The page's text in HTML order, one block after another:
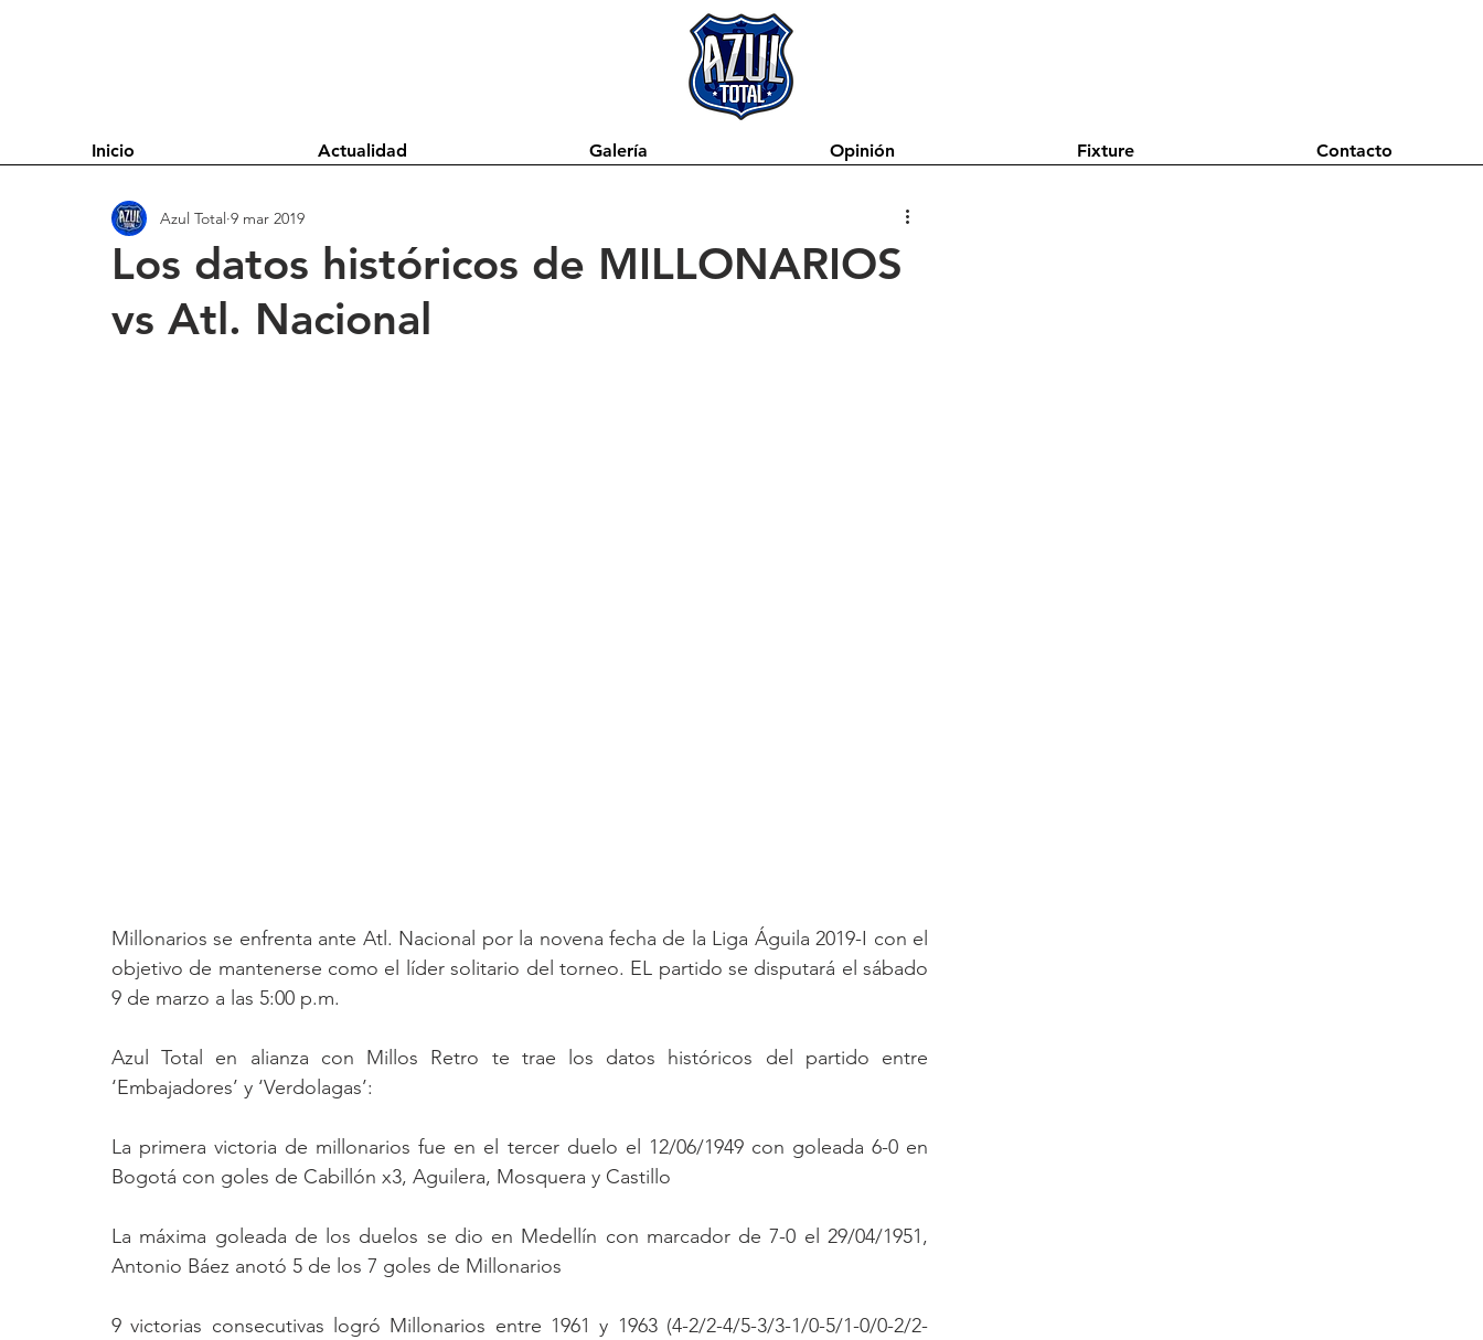
Inicio Actualidad Galería Opinión Fixture Contacto
Los datos históricos de MILLONARIOS
vs Atl. Nacional
Azul Total 9 mar 2019
​Millonarios se enfrenta ante Atl. Nacional por la novena fecha de la Liga Águila 2019-I con el
objetivo de mantenerse como el líder solitario del torneo. EL partido se disputará el sábado
9 de marzo a las 5:00 p.m.
Azul Total en alianza con Millos Retro te trae los datos históricos del partido entre
‘Embajadores’ y ‘Verdolagas’:
La primera victoria de millonarios fue en el tercer duelo el 12/06/1949 con goleada 6-0 en
Bogotá con goles de Cabillón x3, Aguilera, Mosquera y Castillo
La máxima goleada de los duelos se dio en Medellín con marcador de 7-0 el 29/04/1951,
Antonio Báez anotó 5 de los 7 goles de Millonarios
9 victorias consecutivas logró Millonarios entre 1961 y 1963 (4-2/2-4/5-3/3-1/0-5/1-0/0-2/2-